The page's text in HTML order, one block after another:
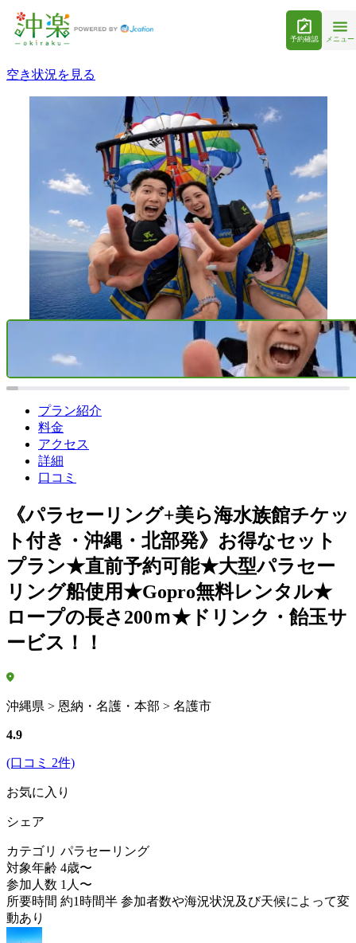
予約確認 メニュー
空き状況を見る
プラン紹介
料金
アクセス
詳細
口コミ
《パラセーリング+美ら海水族館チケッ
ト付き・沖縄・北部発》お得なセット
プラン★直前予約可能★大型パラセー
リング船使用★Gopro無料レンタル★
ロープの長さ200ｍ★ドリンク・飴玉サ
ービス！！
沖縄県 > 恩納・名護・本部 > 名護市
4.9
(口コミ 2件)
お気に入り
シェア
カテゴリ パラセーリング
対象年齢 4歳〜
参加人数 1人〜
所要時間 約1時間半 参加者数や海況状況及び天候によって変
動あり